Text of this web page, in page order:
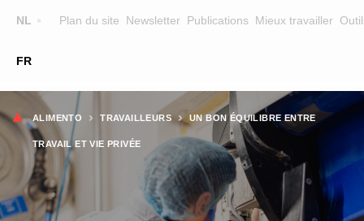
NL
FR
Plan du site Newsletter Publications Mieux travailler
Main
navigation
FORMATION
FORMATEURS
SUR ALIMENTO
EQUIPE
CHERCHER UNE FORMATION
Fil
d'Ariane
ALIMENTO TRAVAILLEURS UN BON ÉQUILIBRE ENTRE
TRAVAIL ET VIE PRIVÉE